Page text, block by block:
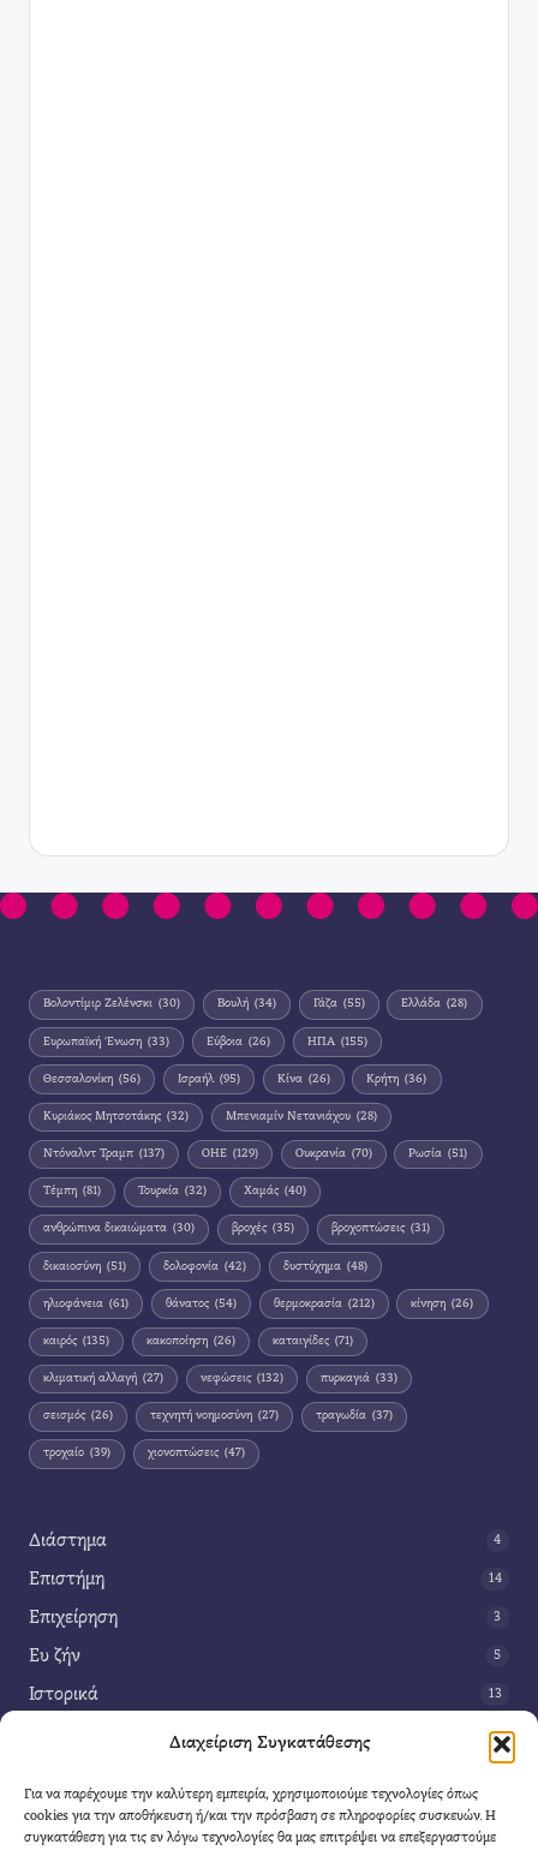
Διαχείριση Συγκατάθεσης
Για να παρέχουμε την καλύτερη εμπειρία, χρησιμοποιούμε τεχνολογίες όπως
cookies για την αποθήκευση ή/και την πρόσβαση σε πληροφορίες συσκευών. Η
συγκατάθεση για τις εν λόγω τεχνολογίες θα μας επιτρέψει να επεξεργαστούμε
Βολοντίμιρ Ζελένσκι (30) Βουλή (34) Γάζα (55) Ελλάδα (28)
Ευρωπαϊκή Ένωση (33) Εύβοια (26) ΗΠΑ (155)
Θεσσαλονίκη (56) Ισραήλ (95) Κίνα (26) Κρήτη (36)
Κυριάκος Μητσοτάκης (32) Μπενιαμίν Νετανιάχου (28)
Ντόναλντ Τραμπ (137) ΟΗΕ (129) Ουκρανία (70) Ρωσία (51)
Τέμπη (81) Τουρκία (32) Χαμάς (40)
ανθρώπινα δικαιώματα (30) βροχές (35) βροχοπτώσεις (31)
δικαιοσύνη (51) δολοφονία (42) δυστύχημα (48)
ηλιοφάνεια (61) θάνατος (54) θερμοκρασία (212) κίνηση (26)
καιρός (135) κακοποίηση (26) καταιγίδες (71)
κλιματική αλλαγή (27) νεφώσεις (132) πυρκαγιά (33)
σεισμός (26) τεχνητή νοημοσύνη (27) τραγωδία (37)
τροχαίο (39) χιονοπτώσεις (47)
Διάστημα 4
Επιστήμη 14
Επιχείρηση 3
Ευ ζήν 5
Ιστορικά 13
42
Τέχνη 3